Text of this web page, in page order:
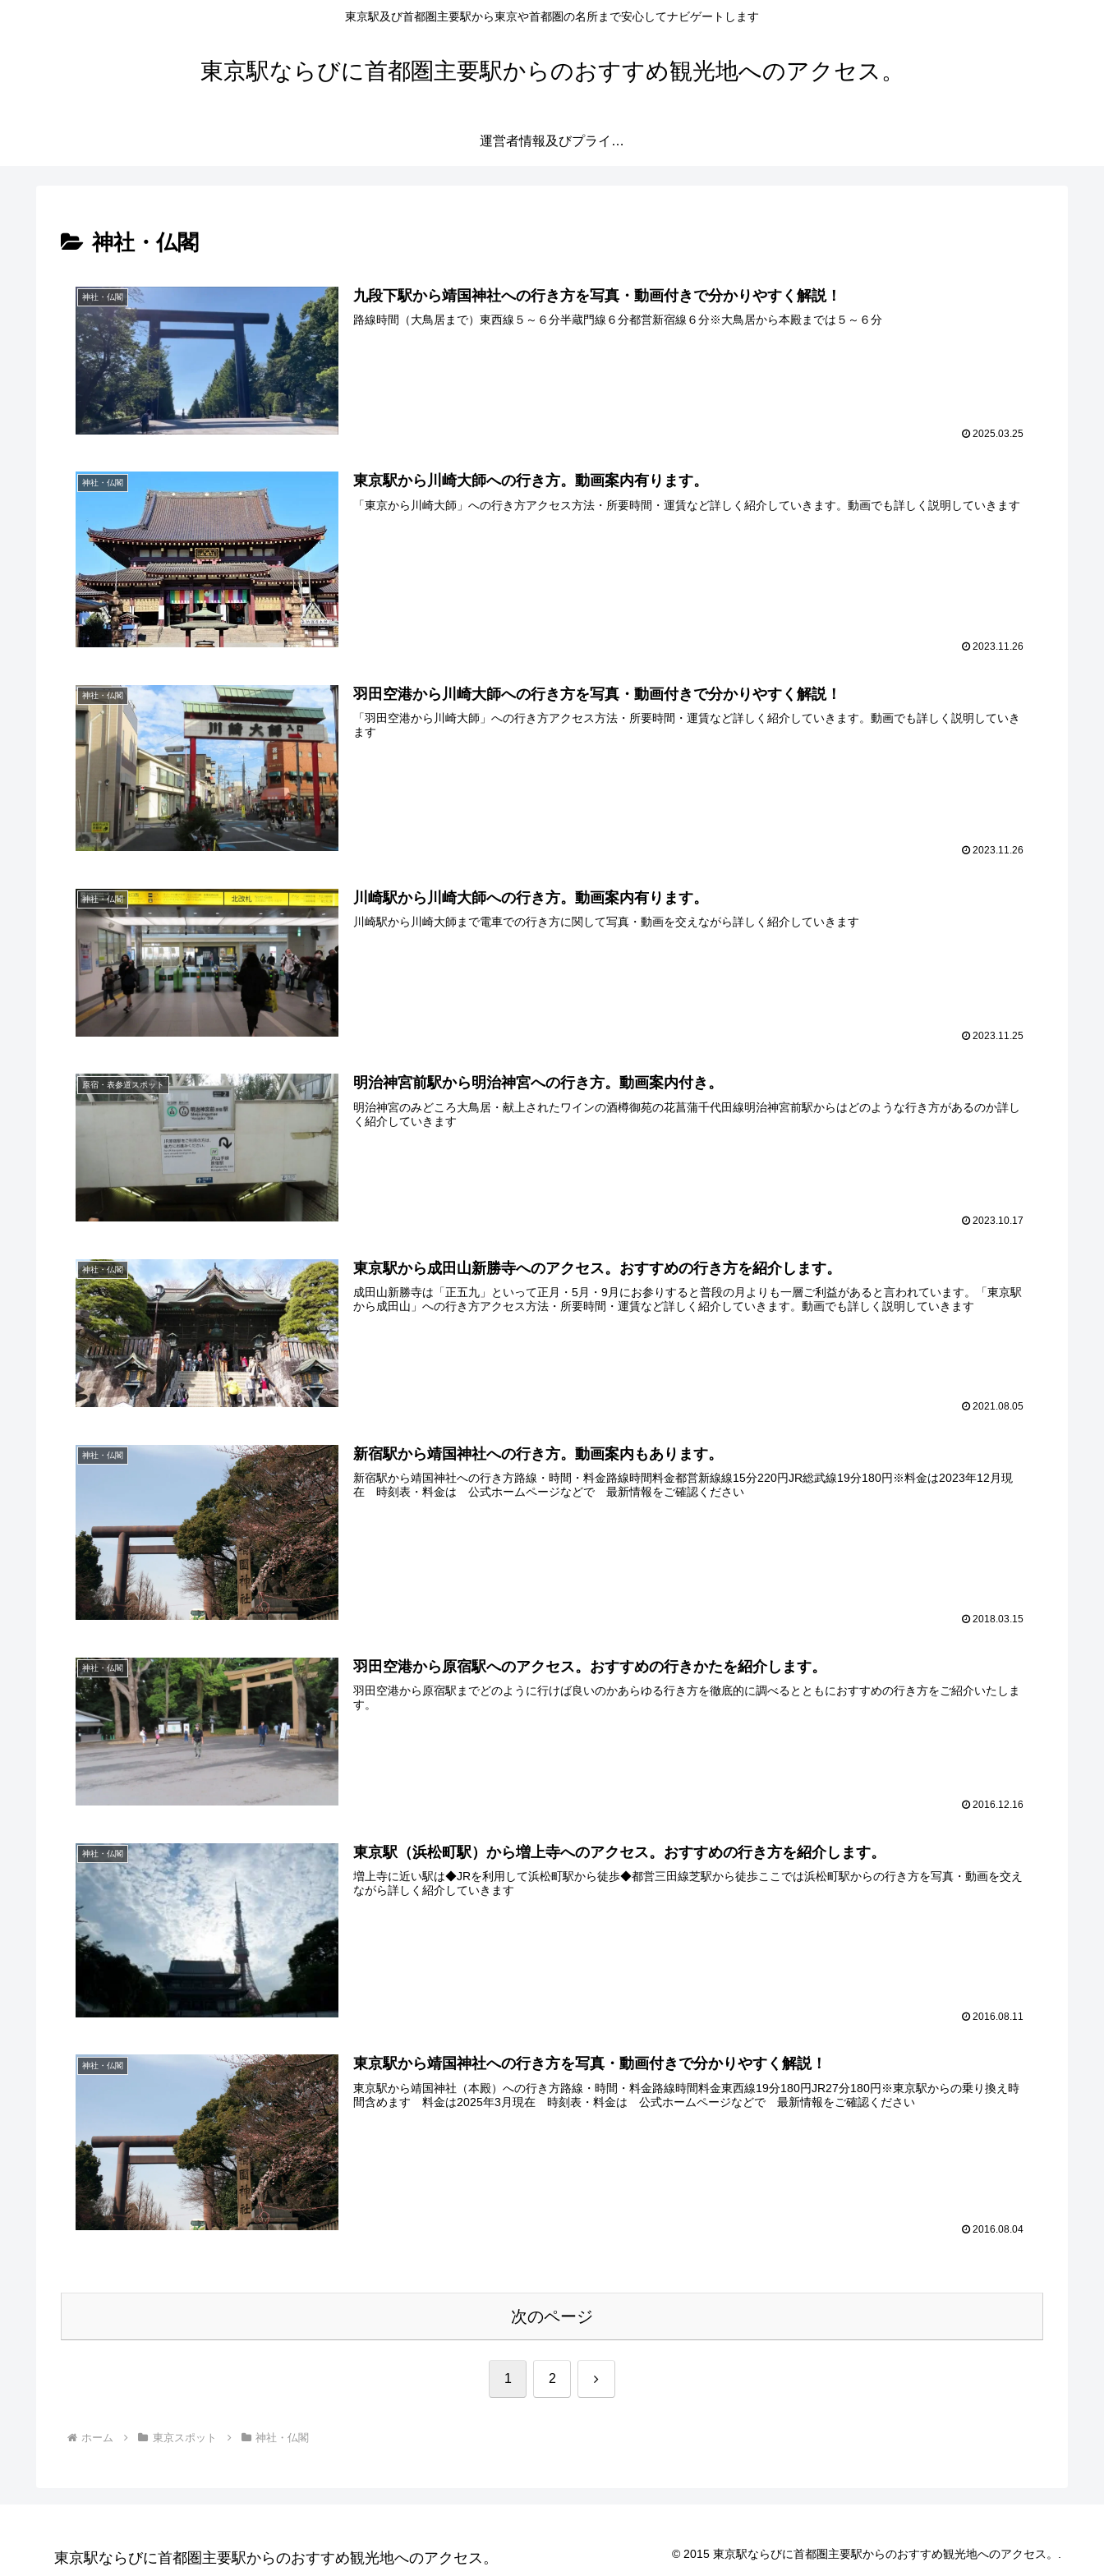
東京駅及び首都圏主要駅から東京や首都圏の名所まで安心してナビゲートします
東京駅ならびに首都圏主要駅からのおすすめ観光地へのアクセス。
運営者情報及びプライバシーポリシー
神社・仏閣
神社・仏閣 九段下駅から靖国神社への行き方を写真・動画付きで分かりやすく解説！
路線時間（大鳥居まで）東西線５～６分半蔵門線６分都営新宿線６分※大鳥居から本殿までは５～６分
2025.03.25
神社・仏閣 東京駅から川崎大師への行き方。動画案内有ります。
「東京から川崎大師」への行き方アクセス方法・所要時間・運賃など詳しく紹介していきます。動画でも詳しく説明していきます
2023.11.26
神社・仏閣 羽田空港から川崎大師への行き方を写真・動画付きで分かりやすく解説！
「羽田空港から川崎大師」への行き方アクセス方法・所要時間・運賃など詳しく紹介していきます。動画でも詳しく説明していき
ます
2023.11.26
神社・仏閣 川崎駅から川崎大師への行き方。動画案内有ります。
川崎駅から川崎大師まで電車での行き方に関して写真・動画を交えながら詳しく紹介していきます
2023.11.25
原宿・表参道スポット 明治神宮前駅から明治神宮への行き方。動画案内付き。
明治神宮のみどころ大鳥居・献上されたワインの酒樽御苑の花菖蒲千代田線明治神宮前駅からはどのような行き方があるのか詳し
く紹介していきます
2023.10.17
神社・仏閣 東京駅から成田山新勝寺へのアクセス。おすすめの行き方を紹介します。
成田山新勝寺は「正五九」といって正月・5月・9月にお参りすると普段の月よりも一層ご利益があると言われています。「東京駅
から成田山」への行き方アクセス方法・所要時間・運賃など詳しく紹介していきます。動画でも詳しく説明していきます
2021.08.05
神社・仏閣 新宿駅から靖国神社への行き方。動画案内もあります。
新宿駅から靖国神社への行き方路線・時間・料金路線時間料金都営新線線15分220円JR総武線19分180円※料金は2023年12月現
在 時刻表・料金は 公式ホームページなどで 最新情報をご確認ください
2018.03.15
神社・仏閣 羽田空港から原宿駅へのアクセス。おすすめの行きかたを紹介します。
羽田空港から原宿駅までどのように行けば良いのかあらゆる行き方を徹底的に調べるとともにおすすめの行き方をご紹介いたしま
す。
2016.12.16
神社・仏閣 東京駅（浜松町駅）から増上寺へのアクセス。おすすめの行き方を紹介します。
増上寺に近い駅は◆JRを利用して浜松町駅から徒歩◆都営三田線芝駅から徒歩ここでは浜松町駅からの行き方を写真・動画を交え
ながら詳しく紹介していきます
2016.08.11
神社・仏閣 東京駅から靖国神社への行き方を写真・動画付きで分かりやすく解説！
東京駅から靖国神社（本殿）への行き方路線・時間・料金路線時間料金東西線19分180円JR27分180円※東京駅からの乗り換え時
間含めます 料金は2025年3月現在 時刻表・料金は 公式ホームページなどで 最新情報をご確認ください
2016.08.04
次のページ
1 2 次
ホーム 東京スポット 神社・仏閣
東京駅ならびに首都圏主要駅からのおすすめ観光地へのアクセス。 © 2015 東京駅ならびに首都圏主要駅からのおすすめ観光地へのアクセス。.